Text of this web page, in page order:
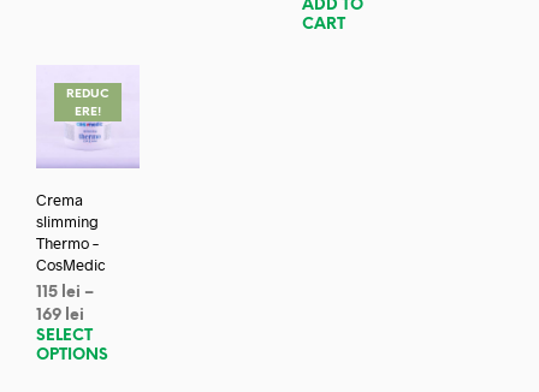
ADD TO
CART
REDUC
ERE!
Crema
slimming
Thermo –
CosMedic
115 lei –
169 lei
SELECT
OPTIONS